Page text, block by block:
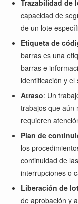
Trazabilidad de
capacidad de
de un lote
Etiqueta de
barras es una
barras e
identificación y el
Atraso: Un
trabajos que aún
requieren
Plan de
los
continuidad de
interrupciones o
Liberación de
de aprobación y